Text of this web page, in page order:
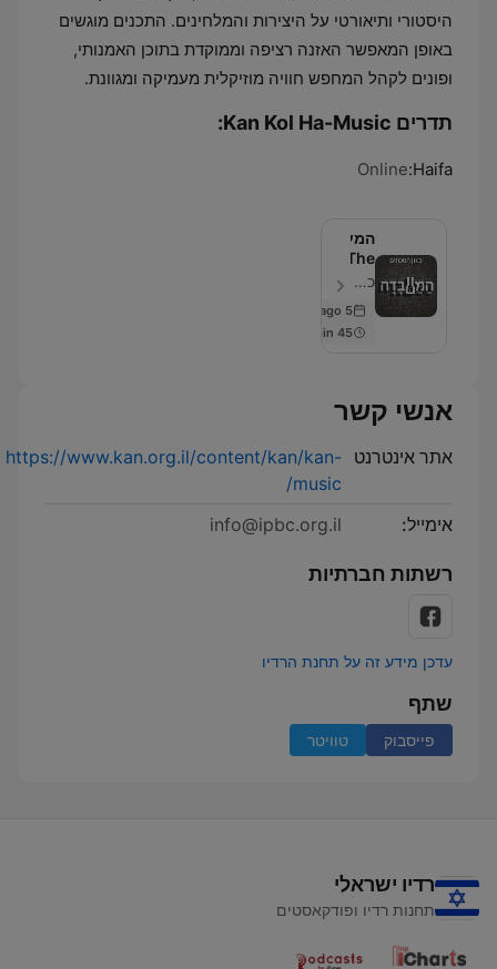
היסטורי ותיאורטי על היצירות והמלחינים. התכנים מוגשים
באופן המאפשר האזנה רציפה וממוקדת בתוכן האמנותי,
ופונים לקהל המחפש חוויה מוזיקלית מעמיקה ומגוונת.
תדרים Kan Kol Ha-Music:
Haifa:
Online
המעבדה
The
Lab
כאן | Kan - פרק 1345
5 days ago
45 min
אנשי קשר
אתר אינטרנט
https://www.kan.org.il/content/kan/kan-
music/
אימייל:
info@ipbc.org.il
רשתות חברתיות
עדכן מידע זה על תחנת הרדיו
שתף
פייסבוק טוויטר
רדיו ישראלי
תחנות רדיו ופודקאסטים